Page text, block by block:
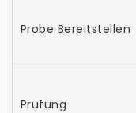
Probe Bereitstellen
Prüfung